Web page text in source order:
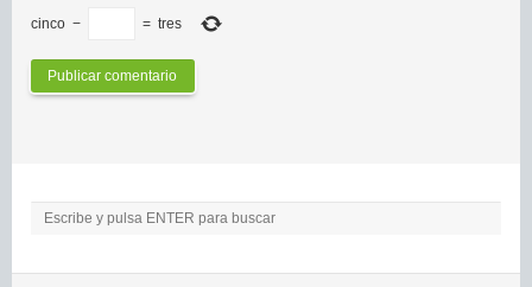
cinco − = tres